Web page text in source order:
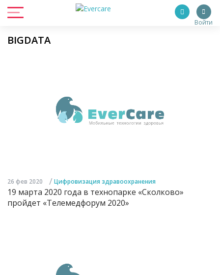
Войти
BIGDATA
26 фев 2020 / Цифровизация здравоохранения
19 марта 2020 года в технопарке «Сколково»
пройдет «Телемедфорум 2020»